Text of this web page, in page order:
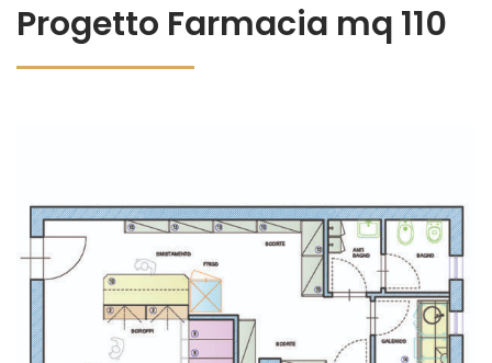
Progetto Farmacia mq 110